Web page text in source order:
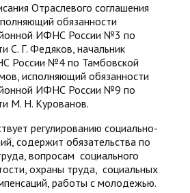
Отраслевого соглашения
обязанности
ИФНС России №3 по
С. Г. Федяков, начальник
России №4 по Тамбовской
исполняющий обязанности
ИФНС России №9 по
М. Н. Курованов.
регулированию социально-
содержит обязательства по
вопросам социального
охраны труда, социальных
работы с молодежью.